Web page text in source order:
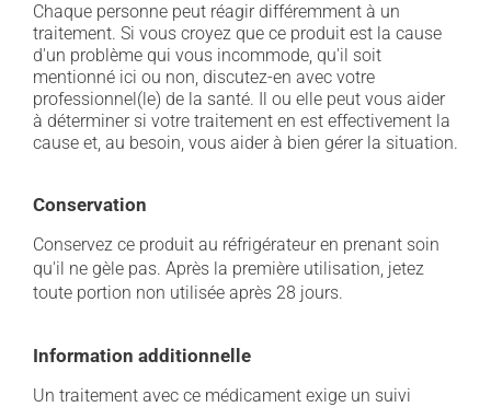
Chaque personne peut réagir différemment à un
traitement. Si vous croyez que ce produit est la cause
d'un problème qui vous incommode, qu'il soit
mentionné ici ou non, discutez-en avec votre
professionnel(le) de la santé. Il ou elle peut vous aider
à déterminer si votre traitement en est effectivement la
cause et, au besoin, vous aider à bien gérer la situation.
Conservation
Conservez ce produit au réfrigérateur en prenant soin
qu'il ne gèle pas. Après la première utilisation, jetez
toute portion non utilisée après 28 jours.
Information additionnelle
Un traitement avec ce médicament exige un suivi